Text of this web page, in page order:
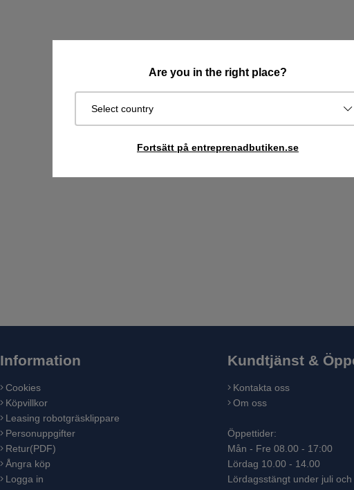
Are you in the right place?
Select country
Fortsätt på entreprenadbutiken.se
Information
Cookies
Köpvillkor
Leasing robotgräsklippare
Personuppgifter
Retur(PDF)
Ångra köp
Logga in
Kundtjänst &
Kontakta oss
Om oss
Öppettider:
Mån - Fre 08.00 - 17:00
Lördag 10.00 - 14.00
Lördagsstängt under juli och